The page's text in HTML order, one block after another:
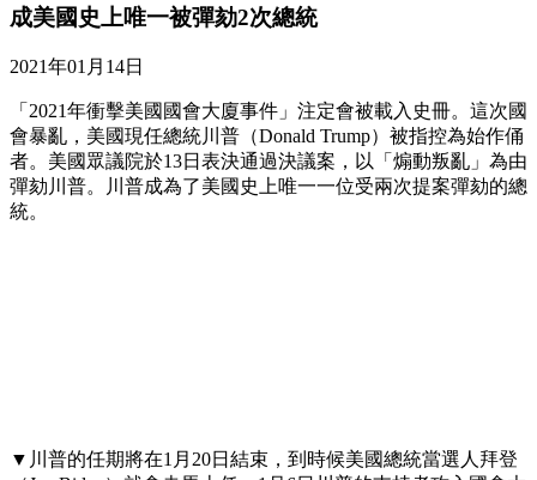
成美國史上唯一被彈劾2次總統
2021年01月14日
「2021年衝擊美國國會大廈事件」注定會被載入史冊。這次國
會暴亂，美國現任總統川普（Donald Trump）被指控為始作俑
者。美國眾議院於13日表決通過決議案，以「煽動叛亂」為由
彈劾川普。川普成為了美國史上唯一一位受兩次提案彈劾的總
統。
▼川普的任期將在1月20日結束，到時候美國總統當選人拜登